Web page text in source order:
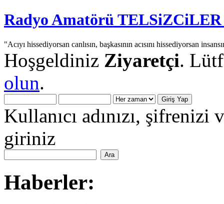
Radyo Amatörü
"Acıyı hissediyorsan canlısın, başkasının acısını hissediyorsan
Hoşgeldiniz Ziyaretçi.
olun.
Kullanıcı adınızı,
giriniz
Haberler: